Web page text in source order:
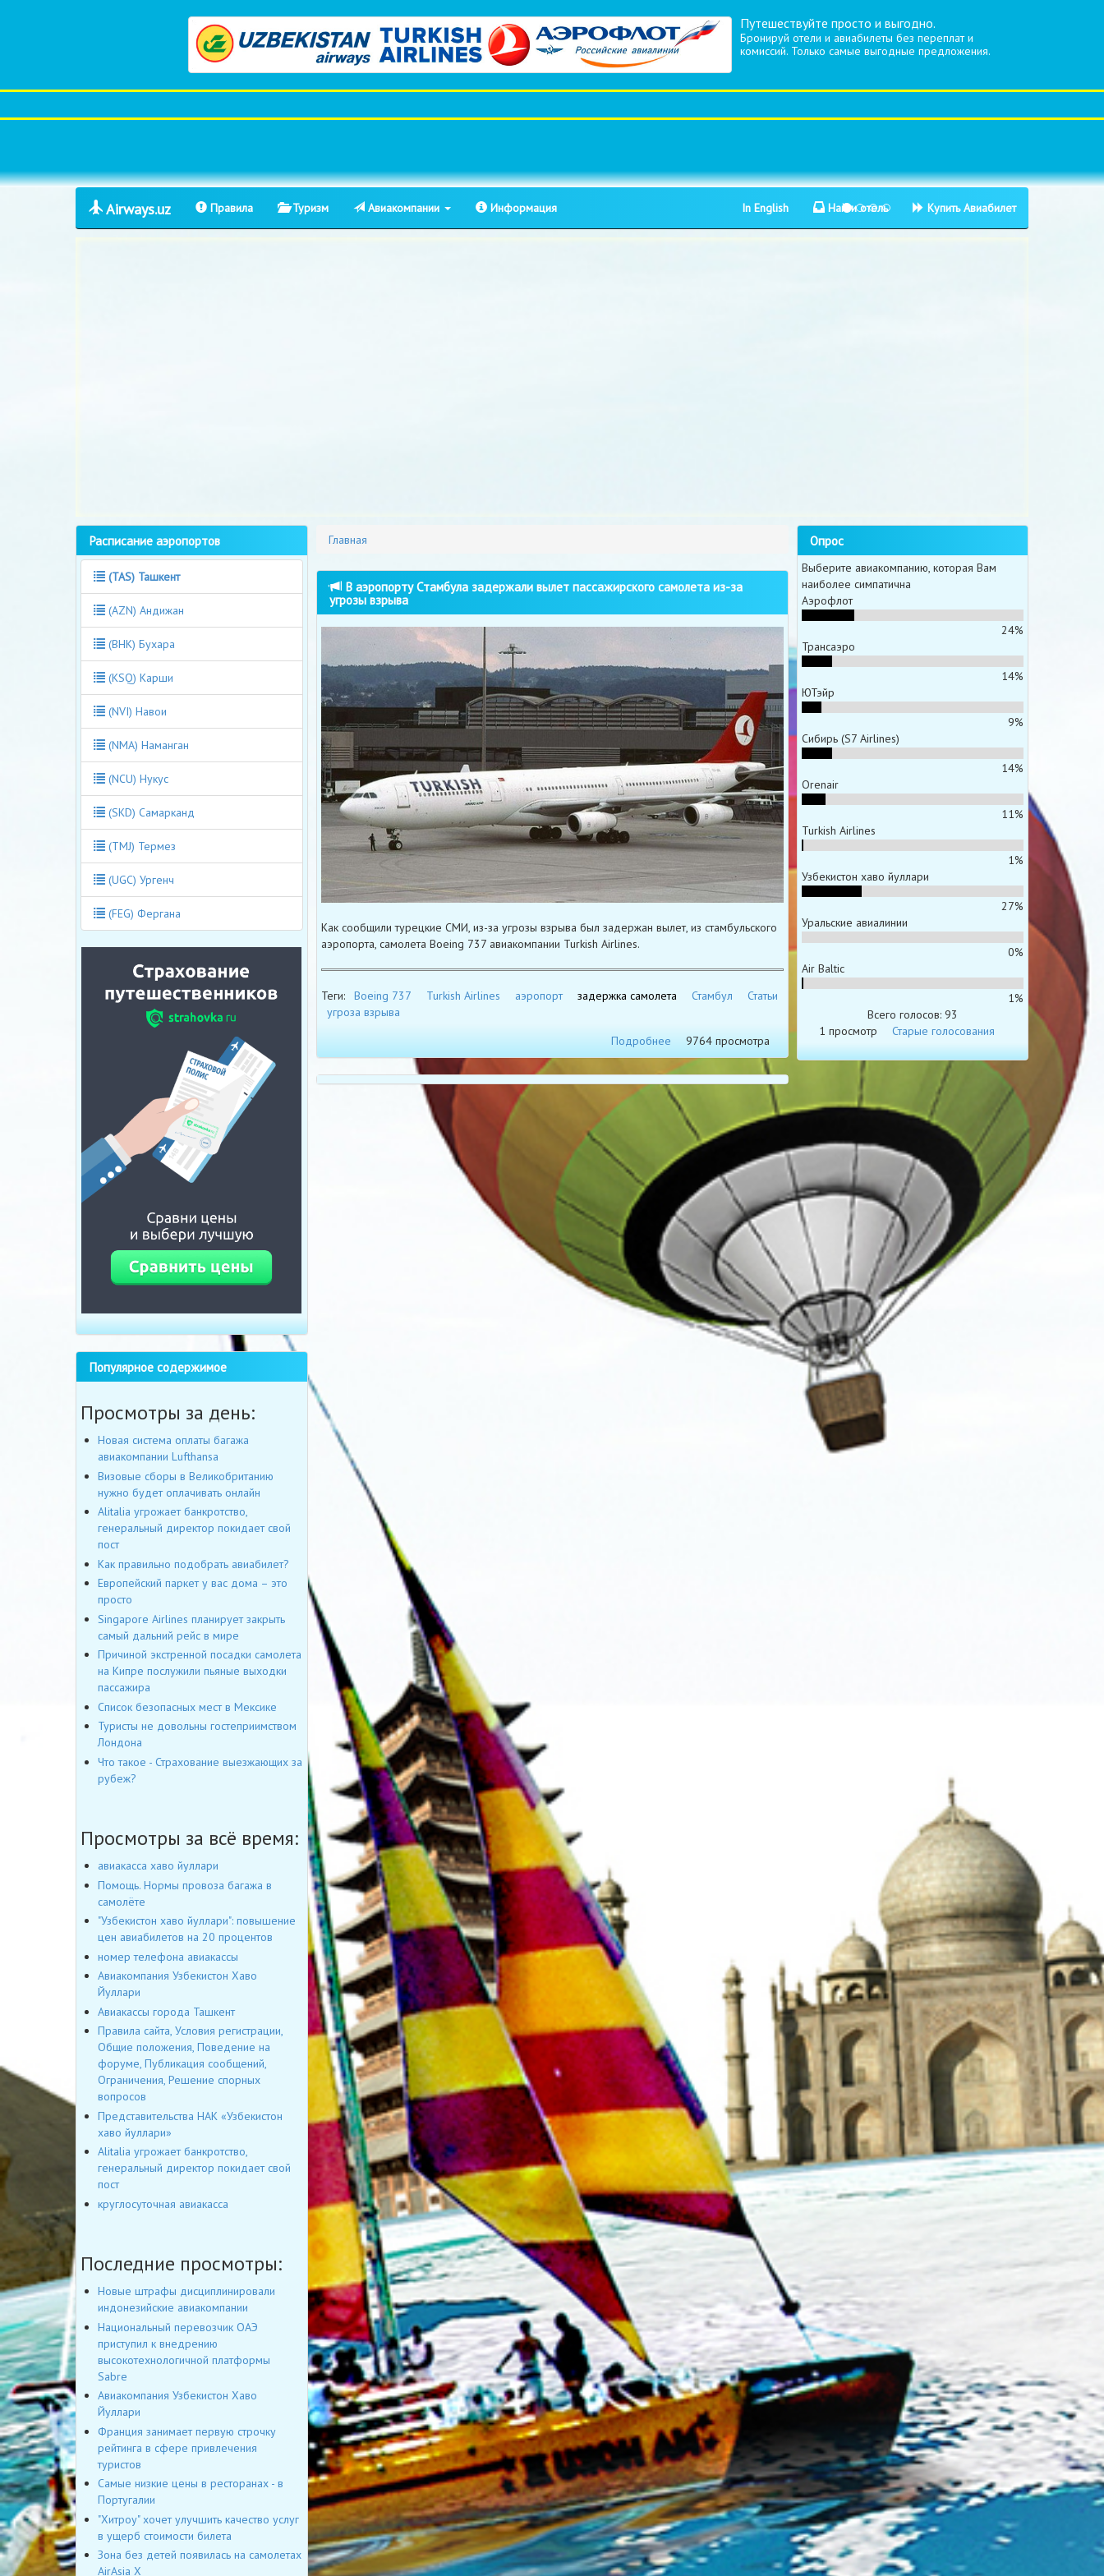
Путешествуйте просто и выгодно.
Бронируй отели и авиабилеты без переплат и
комиссий. Только самые выгодные предложения.
Airways.uz Правила Туризм Авиакомпании Информация In English Найти отель Купить Авиабилет
Главная
В аэропорту Стамбула задержали вылет пассажирского самолета из-за
угрозы взрыва
Как сообщили турецкие СМИ, из-за угрозы взрыва был задержан вылет, из стамбульского
аэропорта, самолета Boeing 737 авиакомпании Turkish Airlines.
Теги: Boeing 737 Turkish Airlines аэропорт задержка самолета Стамбул
Статьи
угроза взрыва
Подробнее
9764 просмотра
Расписание аэропортов
(TAS) Ташкент
(AZN) Андижан
(BHK) Бухара
(KSQ) Карши
(NVI) Навои
(NMA) Наманган
(NCU) Нукус
(SKD) Самарканд
(TMJ) Термез
(UGC) Ургенч
(FEG) Фергана
Популярное содержимое
Просмотры за день:
Новая система оплаты багажа
авиакомпании Lufthansa
Визовые сборы в Великобританию
нужно будет оплачивать онлайн
Alitalia угрожает банкротство,
генеральный директор покидает свой
пост
Как правильно подобрать авиабилет?
Европейский паркет у вас дома – это
просто
Singapore Airlines планирует закрыть
самый дальний рейс в мире
Причиной экстренной посадки самолета
на Кипре послужили пьяные выходки
пассажира
Список безопасных мест в Мексике
Туристы не довольны гостеприимством
Лондона
Что такое - Страхование выезжающих за
рубеж?
Просмотры за всё время:
авиакасса хаво йуллари
Помощь. Нормы провоза багажа в
самолёте
"Узбекистон хаво йуллари": повышение
цен авиабилетов на 20 процентов
номер телефона авиакассы
Авиакомпания Узбекистон Хаво
Йуллари
Авиакассы города Ташкент
Правила сайта, Условия регистрации,
Общие положения, Поведение на
форуме, Публикация сообщений,
Ограничения, Решение спорных
вопросов
Представительства НАК «Узбекистон
хаво йуллари»
Alitalia угрожает банкротство,
генеральный директор покидает свой
пост
круглосуточная авиакасса
Последние просмотры:
Новые штрафы дисциплинировали
индонезийские авиакомпании
Национальный перевозчик ОАЭ
приступил к внедрению
высокотехнологичной платформы
Sabre
Авиакомпания Узбекистон Хаво
Йуллари
Франция занимает первую строчку
рейтинга в сфере привлечения
туристов
Самые низкие цены в ресторанах - в
Португалии
"Хитроу" хочет улучшить качество услуг
в ущерб стоимости билета
Зона без детей появилась на самолетах
AirAsia Х
Опрос
Выберите авиакомпанию, которая Вам
наиболее симпатична
Аэрофлот
24%
Трансаэро
14%
ЮТэйр
9%
Сибирь (S7 Airlines)
14%
Orenair
11%
Turkish Airlines
1%
Узбекистон хаво йуллари
27%
Уральские авиалинии
0%
Air Baltic
1%
Всего голосов: 93
1 просмотр
Старые голосования